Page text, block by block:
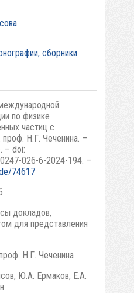
сборники
по физике
частиц с
Н.Г. Чеченина. –
– doi:
026-6-2024-194. –
74617
докладов,
для представления
Н.Г. Чеченина
Ю.А. Ермаков, Е.А.